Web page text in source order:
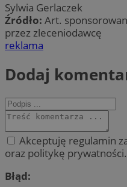
Sylwia Gerlaczek
Źródło: Art.
przez zleceniodawcę
reklama
Dodaj
Akceptuję regulamin
oraz politykę prywatności.
Błąd: